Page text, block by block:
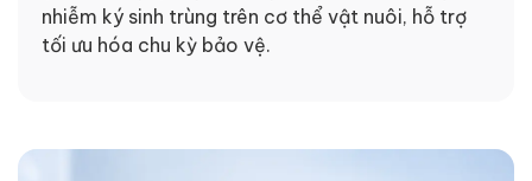
nhiễm ký sinh trùng trên cơ thể vật nuôi, hỗ trợ
tối ưu hóa chu kỳ bảo vệ.